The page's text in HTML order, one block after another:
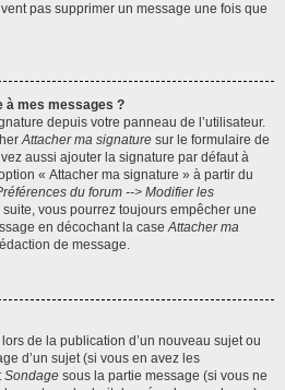
pas supprimer un message une fois que
à mes messages ?
depuis votre panneau de l’utilisateur.
Attacher ma signature sur le formulaire de
aussi ajouter la signature par défaut à
« Attacher ma signature » à partir du
du forum --> Modifier les
suite, vous pourrez toujours empêcher une
en décochant la caseAttacher ma
de message.
de la publication d’un nouveau sujet ou
d’un sujet (si vous en avez les
Sondage sous la partie message (si vous ne